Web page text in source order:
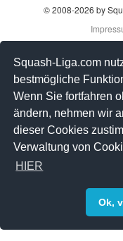
Squash-Liga.com
bestmögliche
Wenn Sie fortfahren
ändern, nehmen wir
dieser Cookies
Verwaltung von
HIER
Ok,
© 2008-2026 by